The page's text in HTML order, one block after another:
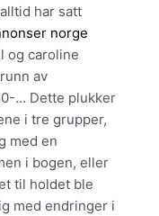
har satt
norge
og caroline
av
… Dette plukker
i tre grupper,
med en
i bogen, eller
til holdet ble
med endringer i